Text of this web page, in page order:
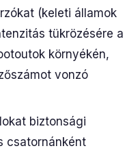
(keleti államok
tükrözésére a
környékén,
vonzó
biztonsági
csatornánként